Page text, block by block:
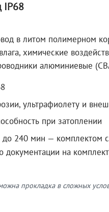
IP68
в литом полимерном
химические
алюминиевые
ультрафиолету и
при затоплении
до 240 мин — комплектом
документации на
прокладка в сложных